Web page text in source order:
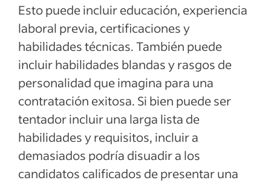
Esto puede incluir educación, experiencia
laboral previa, certificaciones y
habilidades técnicas. También puede
incluir habilidades blandas y rasgos de
personalidad que imagina para una
contratación exitosa. Si bien puede ser
tentador incluir una larga lista de
habilidades y requisitos, incluir a
demasiados podría disuadir a los
candidatos calificados de presentar una